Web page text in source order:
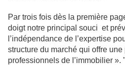
Par trois fois dès la première
doigt notre principal souci et
l’indépendance de l’expertise
structure du marché qui offre
professionnels de l’immobilier ».